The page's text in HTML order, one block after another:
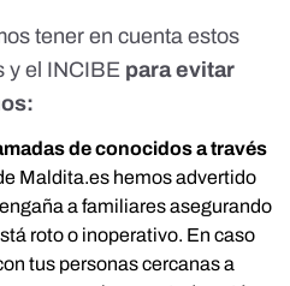
tener en cuenta estos
el INCIBE para evitar
de conocidos a través
Maldita.es hemos advertido
a familiares asegurando
roto o inoperativo. En caso
tus personas cercanas a